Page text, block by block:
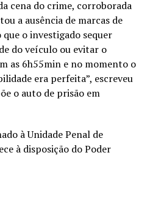
cena do crime, corroborada
a ausência de marcas de
o investigado sequer
do veículo ou evitar o
as 6h55min e no momento o
era perfeita”, escreveu
o auto de prisão em
à Unidade Penal de
à disposição do Poder